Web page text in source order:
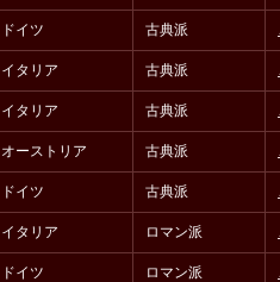
ドイツ 古典派
イタリア 古典派
イタリア 古典派
オーストリア 古典派
ドイツ 古典派
イタリア ロマン派
ドイツ ロマン派